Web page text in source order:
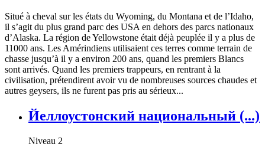
Situé à cheval sur les états du Wyoming, du Montana et de l’Idaho,
il s’agit du plus grand parc des USA en dehors des parcs nationaux
d’Alaska. La région de Yellowstone était déjà peuplée il y a plus de
11000 ans. Les Amérindiens utilisaient ces terres comme terrain de
chasse jusqu’à il y a environ 200 ans, quand les premiers Blancs
sont arrivés. Quand les premiers trappeurs, en rentrant à la
civilisation, prétendirent avoir vu de nombreuses sources chaudes et
autres geysers, ils ne furent pas pris au sérieux...
Йеллоустонcкий национальный (...)
Niveau 2